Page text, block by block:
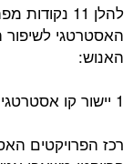
להלן 11
האסטרטגי
האנוש:
1 יישור קו אסטרטגי:
רכז הפרויקטים